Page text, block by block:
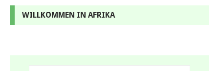
WILLKOMMEN IN AFRIKA